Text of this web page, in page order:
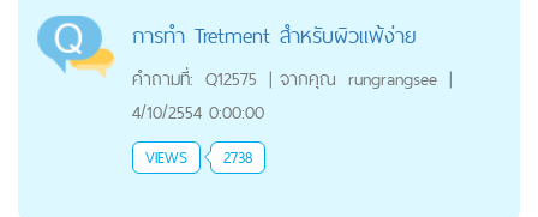
การทำ Tretment สำหรับผิวแพ้ง่าย
คำถามที่: Q12575 | จากคุณ rungrangsee |
4/10/2554 0:00:00
VIEWS 2738